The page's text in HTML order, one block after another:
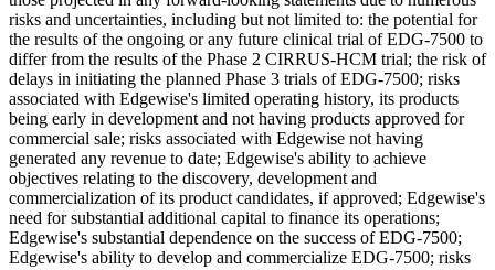
risks and uncertainties, including but not limited to: the potential for
the results of the ongoing or any future clinical trial of EDG-7500 to
differ from the results of the Phase 2 CIRRUS-HCM trial; the risk of
delays in initiating the planned Phase 3 trials of EDG-7500; risks
associated with Edgewise's limited operating history, its products
being early in development and not having products approved for
commercial sale; risks associated with Edgewise not having
generated any revenue to date; Edgewise's ability to achieve
objectives relating to the discovery, development and
commercialization of its product candidates, if approved; Edgewise's
need for substantial additional capital to finance its operations;
Edgewise's substantial dependence on the success of EDG-7500;
Edgewise's ability to develop and commercialize EDG-7500; risks